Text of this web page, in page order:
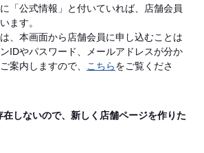
「公式情報」と付いていれば、店舗会員
ます。
、本画面から店舗会員に申し込むことは
IDやパスワード、メールアドレスが分か
案内しますので、
こちらをご覧くださ
在しないので、新しく店舗ページを作りた